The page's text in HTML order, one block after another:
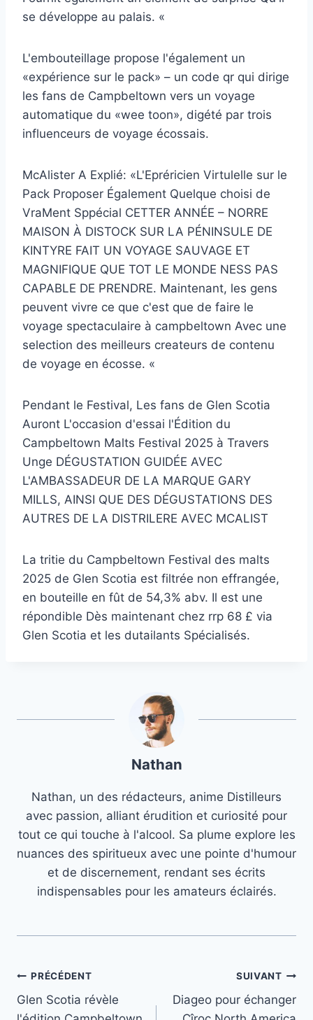
se développe au palais. «
L'embouteillage propose l'également un
«expérience sur le pack» – un code qr qui dirige
les fans de Campbeltown vers un voyage
automatique du «wee toon», digété par trois
influenceurs de voyage écossais.
McAlister A Explié: «L'Epréricien Virtulelle sur le
Pack Proposer Également Quelque choisi de
VraMent Sppécial CETTER ANNÉE – NORRE
MAISON À DISTOCK SUR LA PÉNINSULE DE
KINTYRE FAIT UN VOYAGE SAUVAGE ET
MAGNIFIQUE QUE TOT LE MONDE NESS PAS
CAPABLE DE PRENDRE. Maintenant, les gens
peuvent vivre ce que c'est que de faire le
voyage spectaculaire à campbeltown Avec une
selection des meilleurs createurs de contenu
de voyage en écosse. «
Pendant le Festival, Les fans de Glen Scotia
Auront L'occasion d'essai l'Édition du
Campbeltown Malts Festival 2025 à Travers
Unge DÉGUSTATION GUIDÉE AVEC
L'AMBASSADEUR DE LA MARQUE GARY
MILLS, AINSI QUE DES DÉGUSTATIONS DES
AUTRES DE LA DISTRILERE AVEC MCALIST
La tritie du Campbeltown Festival des malts
2025 de Glen Scotia est filtrée non effrangée,
en bouteille en fût de 54,3% abv. Il est une
répondible Dès maintenant chez rrp 68 £ via
Glen Scotia et les dutailants Spécialisés.
Nathan
Nathan, un des rédacteurs, anime Distilleurs
avec passion, alliant érudition et curiosité pour
tout ce qui touche à l'alcool. Sa plume explore les
nuances des spiritueux avec une pointe d'humour
et de discernement, rendant ses écrits
indispensables pour les amateurs éclairés.
Navigation
de
PRÉCÉDENT
Glen Scotia révèle
SUIVANT
Diageo pour échanger